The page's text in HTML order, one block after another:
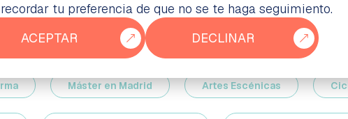
tu preferencia de que no se te haga seguimiento.
ACEPTAR DECLINAR
a distancia Madrid Blog Cine y TV
Máster en Madrid Artes Escénicas